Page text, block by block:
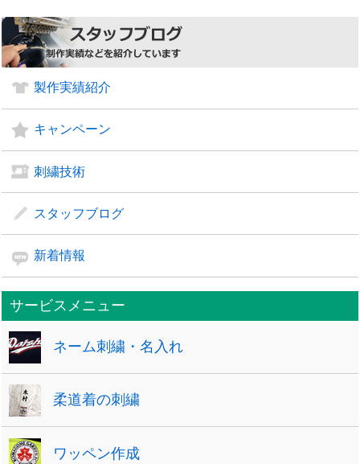
製作実績紹介
キャンペーン
刺繍技術
スタッフブログ
新着情報
サービスメニュー
ネーム刺繍・名入れ
柔道着の刺繍
ワッペン作成